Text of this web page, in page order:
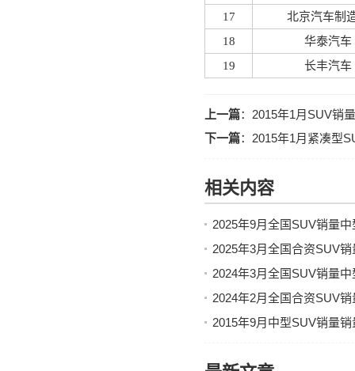
17
北京汽车制
18
华泰汽车
19
长丰汽车
上一篇： 2015年1月SUV销
下一篇： 2015年1月紧凑型
相关内容
2025年9月全国SUV销量
2025年3月全国合资SUV
2024年3月全国SUV销量
2024年2月全国合资SUV
2015年9月中型SUV销量